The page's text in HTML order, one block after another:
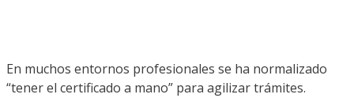
En muchos entornos profesionales se ha normalizado
“tener el certificado a mano” para agilizar trámites.